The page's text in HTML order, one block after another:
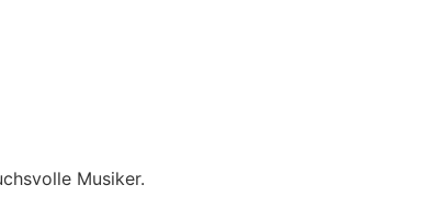
Musiker.